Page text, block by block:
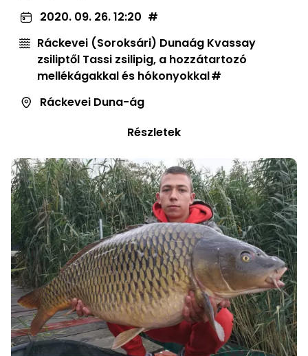
2020. 09. 26. 12:20
Ráckevei (Soroksári) Dunaág Kvassay
zsiliptől Tassi zsilipig, a hozzátartozó
mellékágakkal és hókonyokkal
Ráckevei Duna-ág
Részletek